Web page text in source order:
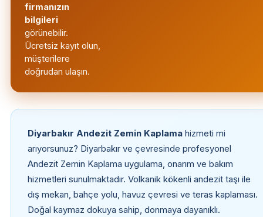
firmanızın
bilgileri
görünebilir.
Ücretsiz kayıt olun,
müşterilere
doğrudan ulaşın.
Diyarbakır Andezit Zemin Kaplamahizmeti mi
arıyorsunuz? Diyarbakır ve çevresinde profesyonel
Andezit Zemin Kaplama uygulama, onarım ve bakım
hizmetleri sunulmaktadır. Volkanik kökenli andezit taşı ile
dış mekan, bahçe yolu, havuz çevresi ve teras kaplaması.
Doğal kaymaz dokuya sahip, donmaya dayanıklı.